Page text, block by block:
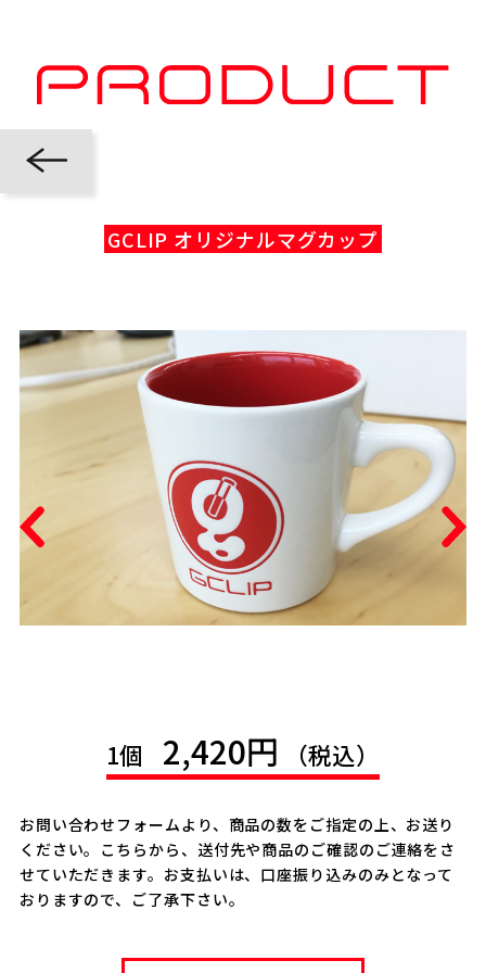
GCLIP オリジナルマグカップ
1個 2,420円 （税込）
お問い合わせフォームより、商品の数をご指定の上、お送り
ください。こちらから、送付先や商品のご確認のご連絡をさ
せていただきます。お支払いは、口座振り込みのみとなって
おりますので、ご了承下さい。